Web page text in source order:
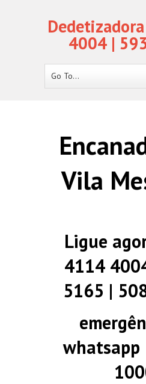
4004 |
Go To...
Vila
Ligue
4114
5165 |
whatsapp